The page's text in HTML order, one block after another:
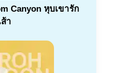
Canyon หุบเขารัก
า